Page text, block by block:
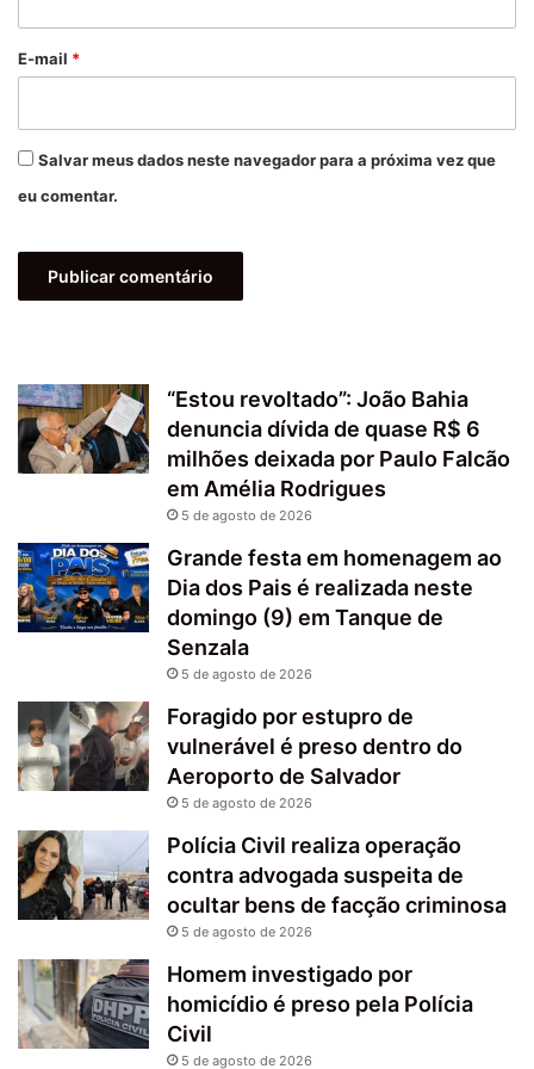
*
E-mail *
Salvar meus dados neste navegador para a próxima vez que
eu comentar.
“Estou revoltado”: João Bahia
denuncia dívida de quase R$ 6
milhões deixada por Paulo Falcão
em Amélia Rodrigues
5 de agosto de 2026
Grande festa em homenagem ao
Dia dos Pais é realizada neste
domingo (9) em Tanque de
Senzala
5 de agosto de 2026
Foragido por estupro de
vulnerável é preso dentro do
Aeroporto de Salvador
5 de agosto de 2026
Polícia Civil realiza operação
contra advogada suspeita de
ocultar bens de facção criminosa
5 de agosto de 2026
Homem investigado por
homicídio é preso pela Polícia
Civil
5 de agosto de 2026